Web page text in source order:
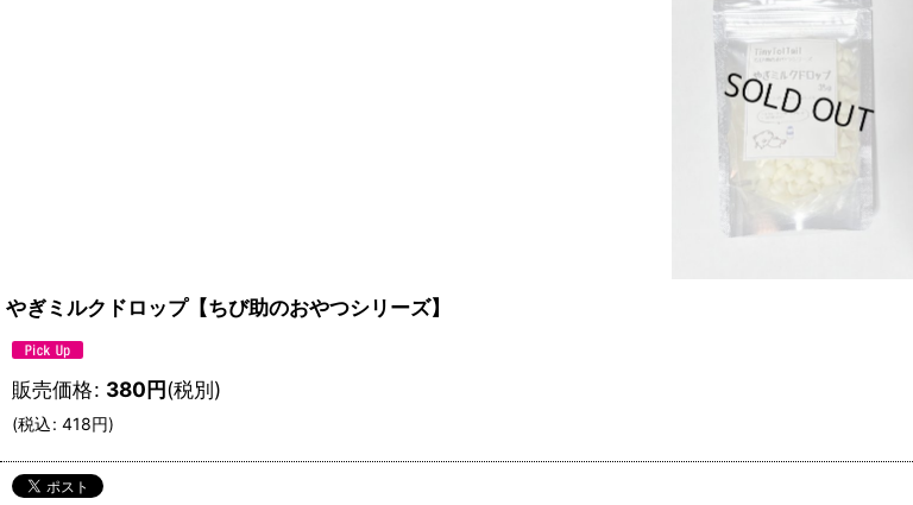
やぎミルクドロップ【ちび助のおやつシリーズ】
販売価格: 380円(税別)
(税込: 418円)